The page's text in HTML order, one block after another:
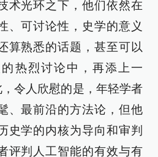
术光环之下，他们依然在
、可讨论性，史学的意义
算熟悉的话题，甚至可以
热烈讨论中，再添上一
令人欣慰的是，年轻学者
、最前沿的方法论，但他
史学的内核为导向和审判
评判人工智能的有效与有